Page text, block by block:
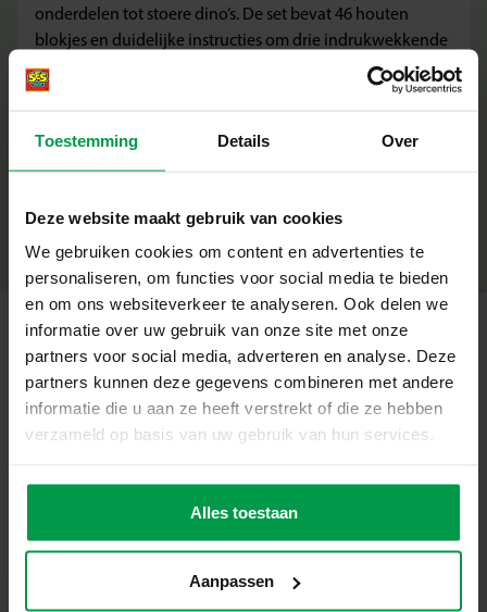
Toestemming Details Over
Deze website maakt gebruik van cookies
We gebruiken cookies om content en advertenties te
personaliseren, om functies voor social media te bieden
en om ons websiteverkeer te analyseren. Ook delen we
informatie over uw gebruik van onze site met onze
partners voor social media, adverteren en analyse. Deze
partners kunnen deze gegevens combineren met andere
informatie die u aan ze heeft verstrekt of die ze hebben
verzameld op basis van uw gebruik van hun services.
Alles toestaan
Aanpassen
onderdelen tot stoere dino’s. De set bevat 46 houten
blokjes en duidelijke instructies om drie indrukwekkende
dinosaurussen te maken: een T-rex, een stegosaurus en
een brontosaurus. Een avontuurlijke timmerset waarmee
creëren.
Bouw drie verschillende dino’s met de duidelijke
instructies: een T-rex, stegosaurus en brontosaurus
Vrij bouwen en open einde-spel stimuleren het
probleemoplossend vermogen
Bevordert de creativiteit, fijne motoriek en het
zelfvertrouwen
Modulair ontwerp dat meegroeit met het kind, van
structuren
Gemaakt van duurzaam hout met pedagogische waarde,
perfect voor bewuste ouders
Bouwen, timmeren en leren
+
Productnummer
14072
Deel dit product
Gerelateerde producten
Vingerverf
kleuren x 110ml
Minimale
2+